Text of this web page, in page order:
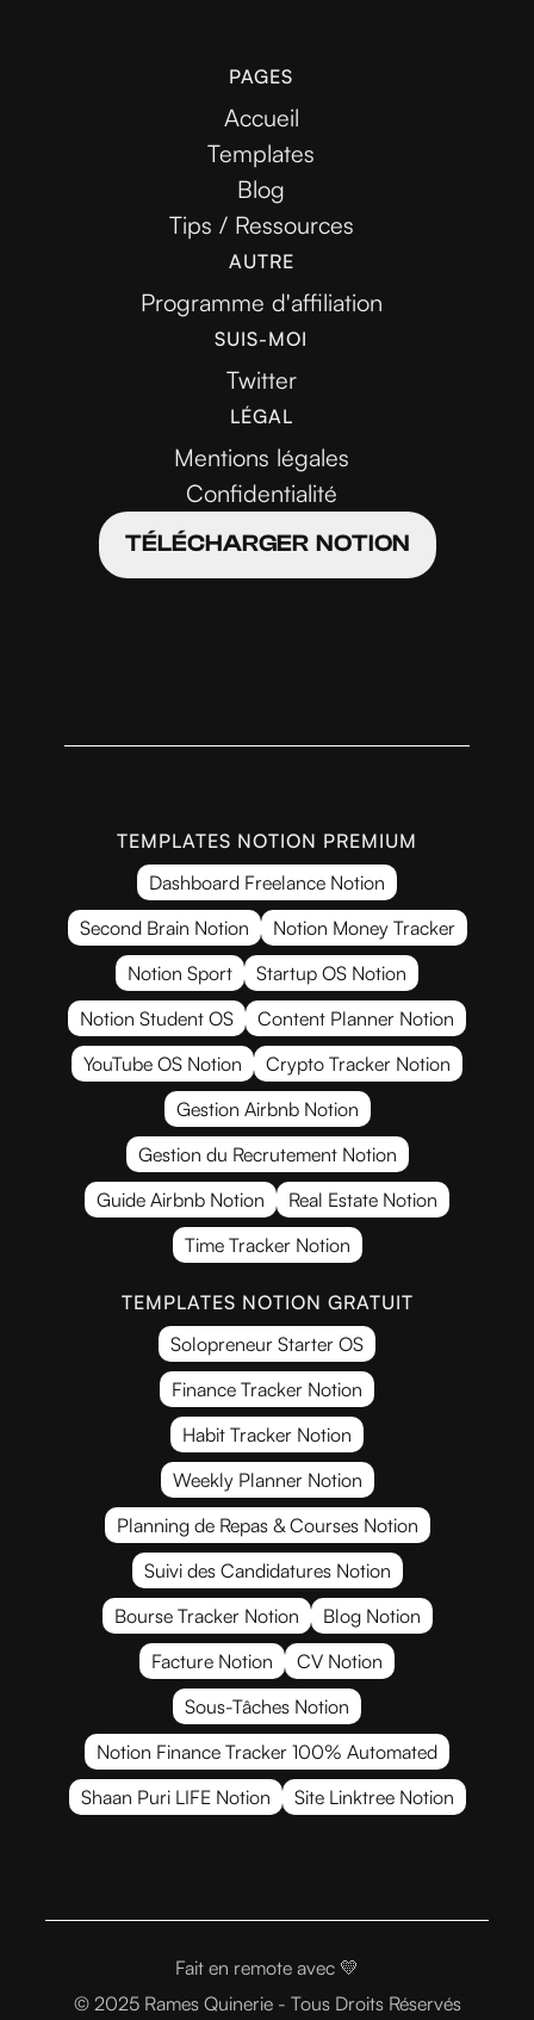
PAGES
Accueil
Templates
Blog
Tips / Ressources
AUTRE
Programme d'affiliation
SUIS-MOI
Twitter
LÉGAL
Mentions légales
Confidentialité
TÉLÉCHARGER NOTION
TEMPLATES NOTION PREMIUM
Dashboard Freelance Notion
Second Brain Notion
Notion Money Tracker
Notion Sport
Startup OS Notion
Notion Student OS
Content Planner Notion
YouTube OS Notion
Crypto Tracker Notion
Gestion Airbnb Notion
Gestion du Recrutement Notion
Guide Airbnb Notion
Real Estate Notion
Time Tracker Notion
TEMPLATES NOTION GRATUIT
Solopreneur Starter OS
Finance Tracker Notion
Habit Tracker Notion
Weekly Planner Notion
Planning de Repas & Courses Notion
Suivi des Candidatures Notion
Bourse Tracker Notion
Blog Notion
Facture Notion
CV Notion
Sous-Tâches Notion
Notion Finance Tracker 100% Automated
Shaan Puri LIFE Notion
Site Linktree Notion
Fait en remote avec 💛
© 2025 Rames Quinerie - Tous Droits Réservés